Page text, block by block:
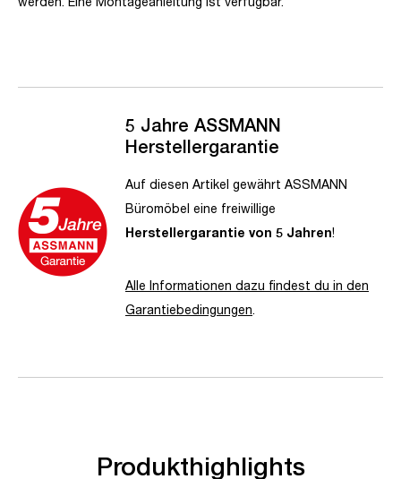
5 Jahre ASSMANN
Herstellergarantie
Auf diesen Artikel gewährt ASSMANN
Büromöbel eine freiwillige
Herstellergarantie von 5 Jahren!
Alle Informationen dazu findest du in den
Garantiebedingungen.
Produkthighlights